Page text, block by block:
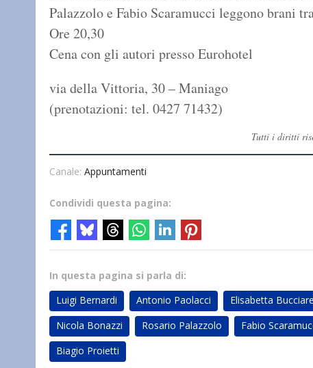
Palazzolo e Fabio Scaramucci leggono brani
Ore 20,30
Cena con gli autori presso Eurohotel
via della Vittoria, 30 – Maniago
(prenotazioni: tel. 0427 71432)
Tutti i diritti
Canale: Appuntamenti
Condividi questa pagina:
In questa pagina si parla di:
Luigi Bernardi
Antonio Paolacci Elisabetta
Nicola Bonazzi
Rosario Palazzolo Fabio
Biagio Proietti